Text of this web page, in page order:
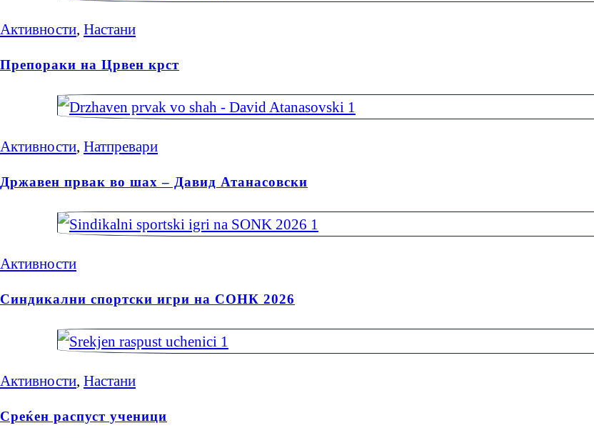
Активности, Настани
Препораки на Црвен крст
Активности, Натпревари
Државен првак во шах – Давид Атанасовски
Активности
Синдикални спортски игри на СОНК 2026
Активности Настани
Среќен распуст ученици